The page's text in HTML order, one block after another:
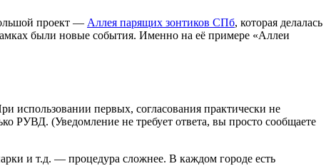
проект — Аллея парящих зонтиков СПб, которая делалась
были новые события. Именно на её примере «Аллеи
использовании первых, согласования практически не
РУВД. (Уведомление не требует ответа, вы просто сообщаете
и т.д. — процедура сложнее. В каждом городе есть